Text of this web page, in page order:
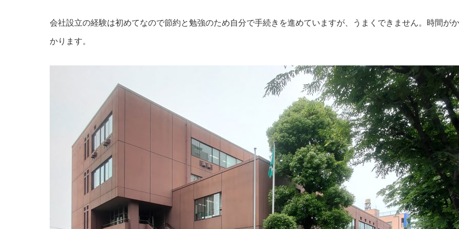
会社設立の経験は初めてなので節約と勉強のため自分で手続きを進めていますが、うまくできません。時間がか
かります。